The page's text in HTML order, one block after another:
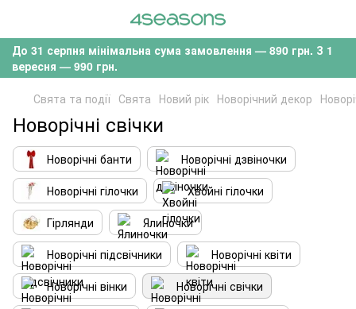
До 31 серпня мінімальна сума замовлення — 890 грн. З 1
вересня — 990 грн.
Свята та події Свята Новий рік Новорічний декор
Новорічні свічки
Новорічні банти
Новорічні дзвіночки
Новорічні гілочки
Хвойні гілочки
Гірлянди
Ялиночки
Новорічні підсвічники
Новорічні квіти
Новорічні вінки
Новорічні свічки